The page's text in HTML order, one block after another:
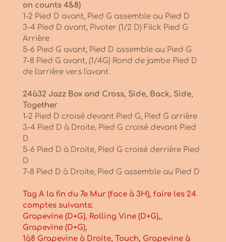
on counts 4&8)
1-2 Pied D avant, Pied G assemble au Pied D
3-4 Pied D avant, Pivoter (1/2 D) Filck Pied G
Arrière
5-6 Pied G avant, Pied D assemble au Pied G
7-8 Pied G avant, (1/4G) Rond de jambe Pied D
de l'arrière vers l'avant
24à32 Jazz Box and Cross, Side, Back, Side,
Together
1-2 Pied D croisé devant Pied G, Pied G arrière
3-4 Pied D à Droite, Pied G croisé devant Pied
D
5-6 Pied D à Droite, Pied G croisé derrière Pied
D
7-8 Pied D à Droite, Pied G assemble au Pied D
Tag A la fin du 7e Mur (face à 3H), faire les 24
comptes suivants:
Grapevine (D+G), Rolling Vine (D+G),,
Grapevine (D+G),
1à8 Grapevine à Droite, Touch, Grapevine à